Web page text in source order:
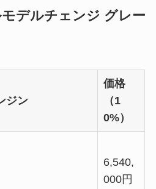
デルチェンジ グレー
ジン
価格
（1
0%）
6,540,
000円